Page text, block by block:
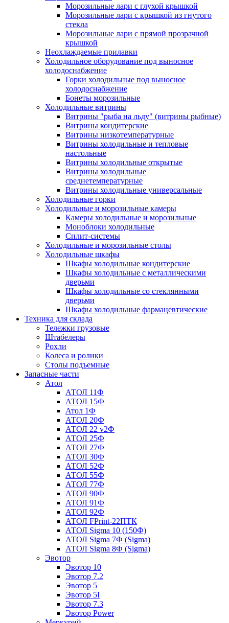
Морозильные лари с глухой крышкой
Морозильные лари с крышкой из гнутого
стекла
Морозильные лари с прямой прозрачной
крышкой
Неохлаждаемые прилавки
Холодильное оборудование под выносное
холодоснабжение
Горки холодильные под выносное
холодоснабжение
Бонеты морозильные
Холодильные витрины
Витрины "рыба на льду" (витрины рыбные)
Витрины кондитерские
Витрины низкотемпературные
Витрины холодильные и тепловые
настольные
Витрины холодильные открытые
Витрины холодильные
среднетемпературные
Витрины холодильные универсальные
Холодильные горки
Холодильные и морозильные камеры
Камеры холодильные и морозильные
Моноблоки холодильные
Сплит-системы
Холодильные и морозильные столы
Холодильные шкафы
Шкафы холодильные кондитерские
Шкафы холодильные с металлическими
дверьми
Шкафы холодильные со стеклянными
дверьми
Шкафы холодильные фармацевтические
Техника для склада
Тележки грузовые
Штабелеры
Рохли
Колеса и ролики
Столы подъемные
Запасные части
Атол
АТОЛ 11Ф
АТОЛ 15Ф
Атол 1Ф
АТОЛ 20Ф
АТОЛ 22 v2Ф
АТОЛ 25Ф
АТОЛ 27Ф
АТОЛ 30Ф
АТОЛ 52Ф
АТОЛ 55Ф
АТОЛ 77Ф
АТОЛ 90Ф
АТОЛ 91Ф
АТОЛ 92Ф
АТОЛ FPrint-22ПТК
АТОЛ Sigma 10 (150Ф)
АТОЛ Sigma 7Ф (Sigma)
АТОЛ Sigma 8Ф (Sigma)
Эвотор
Эвотор 10
Эвотор 7.2
Эвотор 5
Эвотор 5I
Эвотор 7.3
Эвотор Power